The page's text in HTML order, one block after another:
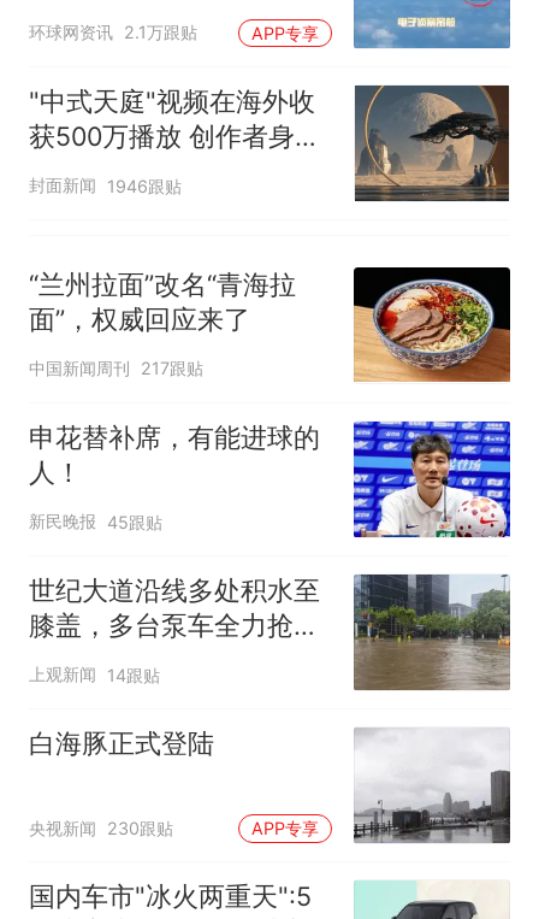
多强？
环球网资讯 2.1万跟贴 APP专享
"中式天庭"视频在海外收
获500万播放 创作者身份
披露
封面新闻 1946跟贴
“兰州拉面”改名“青海拉
面”，权威回应来了
中国新闻周刊 217跟贴
申花替补席，有能进球的
人！
新民晚报 45跟贴
世纪大道沿线多处积水至
膝盖，多台泵车全力抢
排，建议市民尽量避免附
上观新闻 14跟贴
白海豚正式登陆
央视新闻 230跟贴 APP专享
国内车市"冰火两重天":5